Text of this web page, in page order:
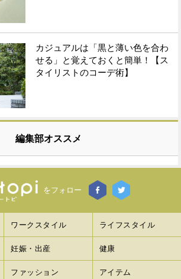
カジュアルは「黒と薄い色を合わ
せる」と覚えておくと簡単！【ス
タイリストのコーデ術】
編集部オススメ
をフォロー
ワークスタイル ライフスタイル
妊娠・出産 健康
ファッション アイテム